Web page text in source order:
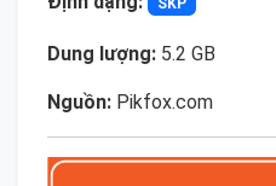
SKP
Dung lượng: 5.2 GB
Nguồn: Pikfox.com